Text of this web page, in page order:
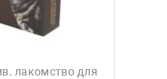
лакомство для